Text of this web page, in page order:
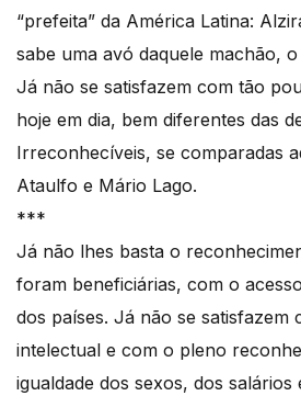
“prefeita” da América Latina:
sabe uma avó daquele machão,
Já não se satisfazem com tão
hoje em dia, bem diferentes das
Irreconhecíveis, se comparadas
Ataulfo e Mário Lago.
***
Já não lhes basta o
foram beneficiárias, com o
dos países. Já não se satisfazem
intelectual e com o pleno
igualdade dos sexos, dos salários